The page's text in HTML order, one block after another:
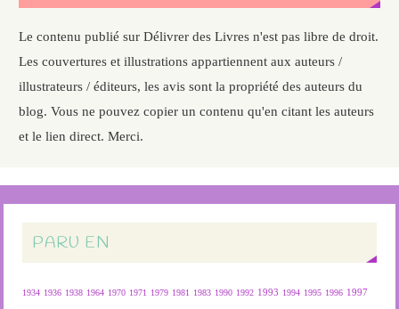
Le contenu publié sur Délivrer des Livres n'est pas libre de droit.
Les couvertures et illustrations appartiennent aux auteurs /
illustrateurs / éditeurs, les avis sont la propriété des auteurs du
blog. Vous ne pouvez copier un contenu qu'en citant les auteurs
et le lien direct. Merci.
PARU EN
1934 1936 1938 1964 1970 1971 1979 1981 1983 1990 1992 1993 1994 1995 1996 1997